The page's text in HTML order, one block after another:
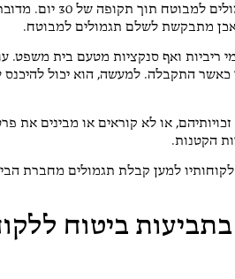
באם תביעת הביטוח התקבלה, על חברת
מתבקשת לשלם תגמולים למבוטח.
ריביות ואף סנקציות מטעם בית משפט.
התקבלה. למעשה, הוא יכול להיכנס
או לא קוראים או מבינים את
הקטנות.
למען קבלת תגמולים מחברת
ביטוח